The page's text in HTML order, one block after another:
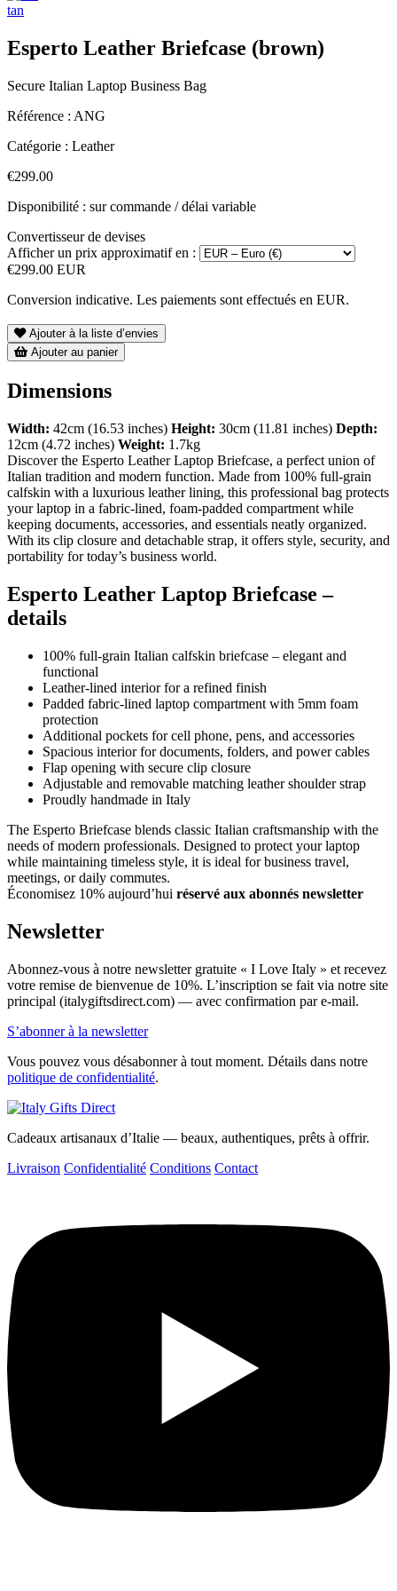
tan
Esperto Leather Briefcase (brown)
Secure Italian Laptop Business Bag
Référence : ANG
Catégorie : Leather
€299.00
Disponibilité : sur commande / délai variable
Convertisseur de devises
Afficher un prix approximatif en :
€299.00 EUR
Conversion indicative. Les paiements sont effectués en EUR.
Ajouter à la liste d’envies
Ajouter au panier
Dimensions
Width: 42cm (16.53 inches) Height: 30cm (11.81 inches) Depth:
12cm (4.72 inches) Weight: 1.7kg
Discover the Esperto Leather Laptop Briefcase, a perfect union of
Italian tradition and modern function. Made from 100% full-grain
calfskin with a luxurious leather lining, this professional bag protects
your laptop in a fabric-lined, foam-padded compartment while
keeping documents, accessories, and essentials neatly organized.
With its clip closure and detachable strap, it offers style, security, and
portability for today’s business world.
Esperto Leather Laptop Briefcase –
details
100% full-grain Italian calfskin briefcase – elegant and
functional
Leather-lined interior for a refined finish
Padded fabric-lined laptop compartment with 5mm foam
protection
Additional pockets for cell phone, pens, and accessories
Spacious interior for documents, folders, and power cables
Flap opening with secure clip closure
Adjustable and removable matching leather shoulder strap
Proudly handmade in Italy
The Esperto Briefcase blends classic Italian craftsmanship with the
needs of modern professionals. Designed to protect your laptop
while maintaining timeless style, it is ideal for business travel,
meetings, or daily commutes.
Économisez 10% aujourd’hui réservé aux abonnés newsletter
Newsletter
Abonnez-vous à notre newsletter gratuite « I Love Italy » et recevez
votre remise de bienvenue de 10%. L’inscription se fait via notre site
principal (italygiftsdirect.com) — avec confirmation par e-mail.
S’abonner à la newsletter
Vous pouvez vous désabonner à tout moment. Détails dans notre
politique de confidentialité.
Cadeaux artisanaux d’Italie — beaux, authentiques, prêts à offrir.
Livraison Confidentialité Conditions Contact